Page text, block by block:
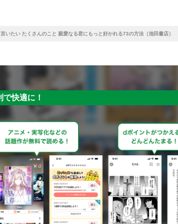
いたい たくさんのこと 親愛なる君にもっと好かれる73の方法（池田書店）
快適に！